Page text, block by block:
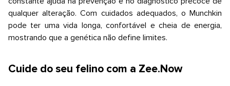
qualquer alteração. Com cuidados adequados, o Munchkin
pode ter uma vida longa, confortável e cheia de energia,
mostrando que a genética não define limites.
Cuide do seu felino com a Zee.Now